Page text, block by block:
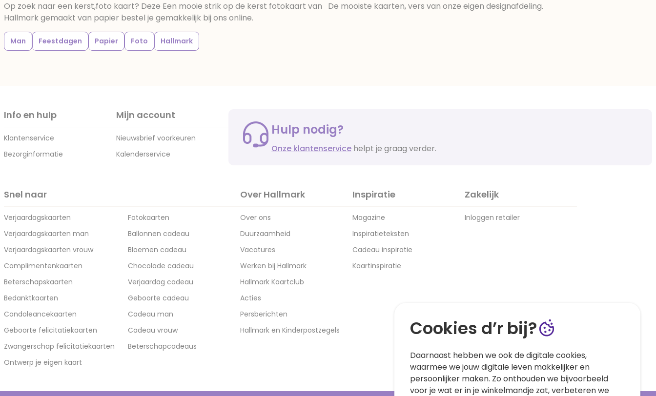
Op zoek naar een kerst,foto kaart? Deze Een mooie strik op de kerst fotokaart van
Hallmark gemaakt van papier bestel je gemakkelijk bij ons online.
Man Feestdagen Papier Foto Hallmark
De mooiste kaarten, vers van onze eigen designafdeling.
Info en hulp
Klantenservice
Bezorginformatie
Mijn account
Nieuwsbrief voorkeuren
Kalenderservice
Hulp nodig?
Onze klantenservice helpt je graag verder.
Snel naar
Verjaardagskaarten
Verjaardagskaarten man
Verjaardagskaarten vrouw
Complimentenkaarten
Beterschapskaarten
Bedanktkaarten
Condoleancekaarten
Geboorte felicitatiekaarten
Zwangerschap felicitatiekaarten
Ontwerp je eigen kaart
Fotokaarten
Ballonnen cadeau
Bloemen cadeau
Chocolade cadeau
Verjaardag cadeau
Geboorte cadeau
Cadeau man
Cadeau vrouw
Beterschapcadeaus
Over Hallmark
Over ons
Duurzaamheid
Vacatures
Werken bij Hallmark
Hallmark Kaartclub
Acties
Persberichten
Hallmark en Kinderpostzegels
Inspiratie
Magazine
Inspiratieteksten
Cadeau inspiratie
Kaartinspiratie
Zakelijk
Inloggen retailer
Cookies d’r bij?
Daarnaast hebben we ook de digitale cookies,
waarmee we jouw digitale leven makkelijker en
persoonlijker maken. Zo onthouden we bijvoorbeeld
voor je wat er in je winkelmandje zat, verbeteren we